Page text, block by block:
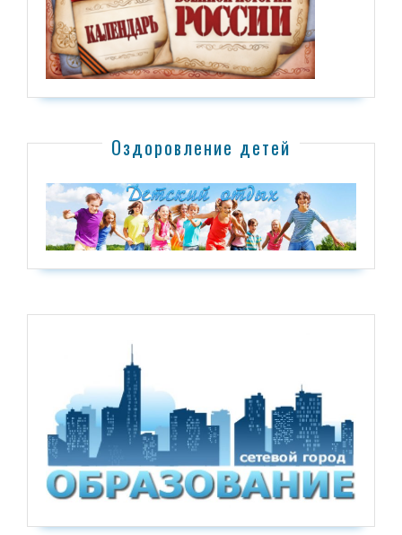
Оздоровление детей